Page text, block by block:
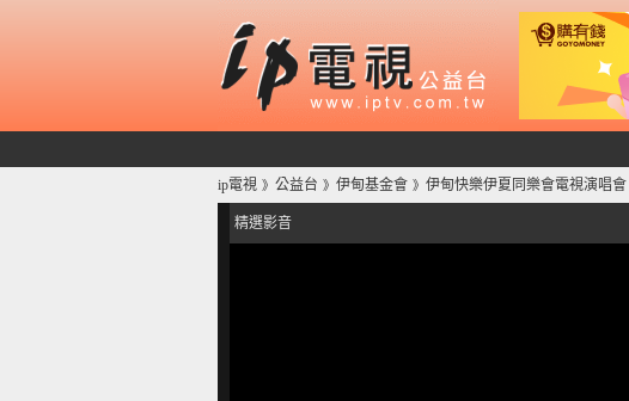
ip電視 》 公益台 》 伊甸基金會 》 伊甸快樂伊夏同樂會電視演唱會
精選影音